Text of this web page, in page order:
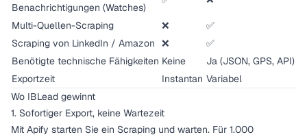
Benachrichtigungen (Watches)
Multi-Quellen-Scraping ❌
✅
Scraping von LinkedIn / Amazon
❌
✅
Benötigte technische Fähigkeiten Keine
Ja (JSON, GPS, API)
Exportzeit
Instantan Variabel
Wo IBLead gewinnt
1. Sofortiger Export, keine Wartezeit
Mit Apify starten Sie ein Scraping und warten. Für 1.000